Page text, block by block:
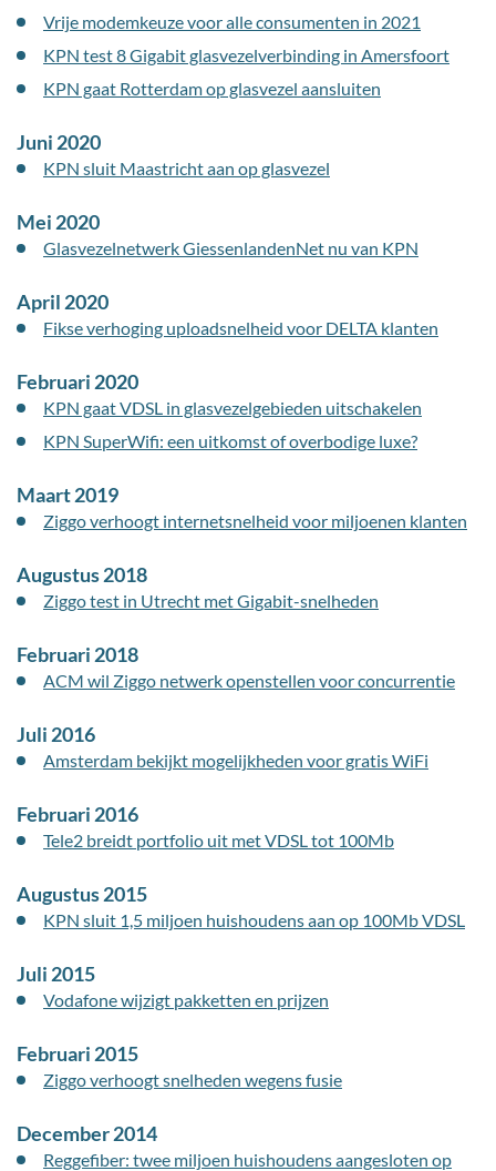
Vrije modemkeuze voor alle consumenten in 2021
KPN test 8 Gigabit glasvezelverbinding in Amersfoort
KPN gaat Rotterdam op glasvezel aansluiten
Juni 2020
KPN sluit Maastricht aan op glasvezel
Mei 2020
Glasvezelnetwerk GiessenlandenNet nu van KPN
April 2020
Fikse verhoging uploadsnelheid voor DELTA klanten
Februari 2020
KPN gaat VDSL in glasvezelgebieden uitschakelen
KPN SuperWifi: een uitkomst of overbodige luxe?
Maart 2019
Ziggo verhoogt internetsnelheid voor miljoenen klanten
Augustus 2018
Ziggo test in Utrecht met Gigabit-snelheden
Februari 2018
ACM wil Ziggo netwerk openstellen voor concurrentie
Juli 2016
Amsterdam bekijkt mogelijkheden voor gratis WiFi
Februari 2016
Tele2 breidt portfolio uit met VDSL tot 100Mb
Augustus 2015
KPN sluit 1,5 miljoen huishoudens aan op 100Mb VDSL
Juli 2015
Vodafone wijzigt pakketten en prijzen
Februari 2015
Ziggo verhoogt snelheden wegens fusie
December 2014
Reggefiber: twee miljoen huishoudens aangesloten op